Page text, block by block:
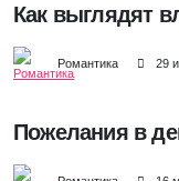
Как выглядят
Романтика 29
Пожелания в